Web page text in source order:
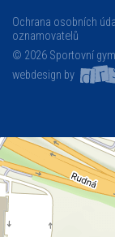
Ochrana osobních
oznamovatelů
© 2026 Sportovní
webdesign by